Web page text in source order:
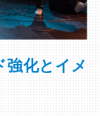
強化とイメ